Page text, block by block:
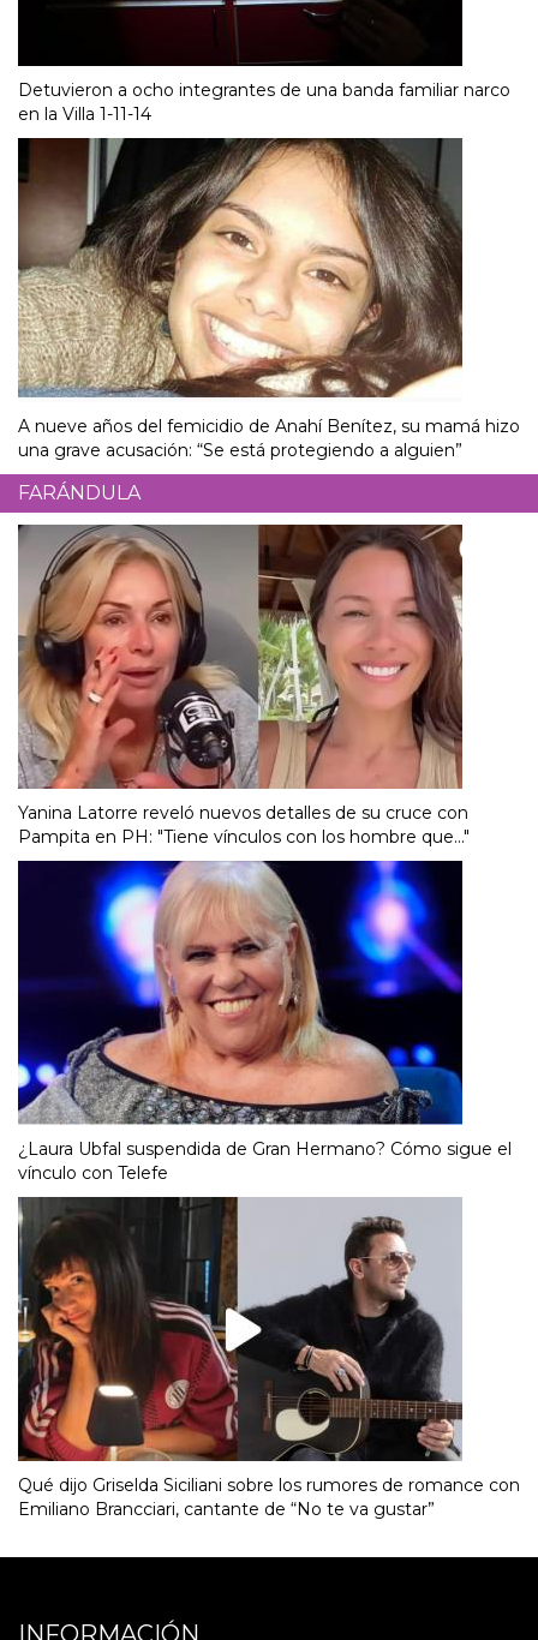
Detuvieron a ocho integrantes de una banda familiar narco
en la Villa 1-11-14
A nueve años del femicidio de Anahí Benítez, su mamá hizo
una grave acusación: “Se está protegiendo a alguien”
FARÁNDULA
Yanina Latorre reveló nuevos detalles de su cruce con
Pampita en PH: "Tiene vínculos con los hombre que..."
¿Laura Ubfal suspendida de Gran Hermano? Cómo sigue el
vínculo con Telefe
Qué dijo Griselda Siciliani sobre los rumores de romance con
Emiliano Brancciari, cantante de “No te va gustar”
INFORMACIÓN